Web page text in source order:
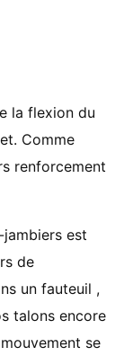
la flexion du
Comme
renforcement
est
de
un fauteuil ,
talons encore
se